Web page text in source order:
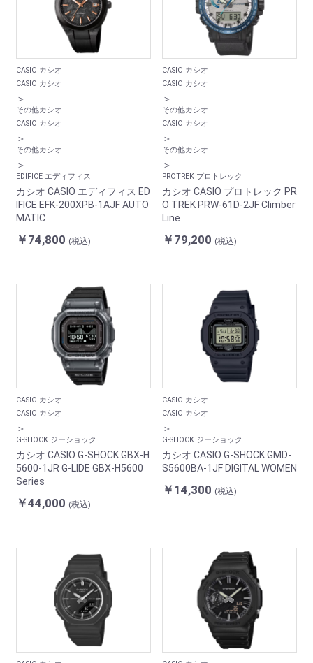
CASIO カシオ
CASIO カシオ
＞
その他カシオ
CASIO カシオ
＞
その他カシオ
＞
EDIFICE エディフィス
カシオ CASIO エディフィス ED
IFICE EFK-200XPB-1AJF AUTO
MATIC
￥74,800 (税込)
CASIO カシオ
CASIO カシオ
＞
その他カシオ
CASIO カシオ
＞
その他カシオ
＞
PROTREK プロトレック
カシオ CASIO プロトレック PR
O TREK PRW-61D-2JF Climber
Line
￥79,200 (税込)
CASIO カシオ
CASIO カシオ
＞
G-SHOCK ジーショック
カシオ CASIO G-SHOCK GBX-H
5600-1JR G-LIDE GBX-H5600
Series
￥44,000 (税込)
CASIO カシオ
CASIO カシオ
＞
G-SHOCK ジーショック
カシオ CASIO G-SHOCK GMD-
S5600BA-1JF DIGITAL WOMEN
￥14,300 (税込)